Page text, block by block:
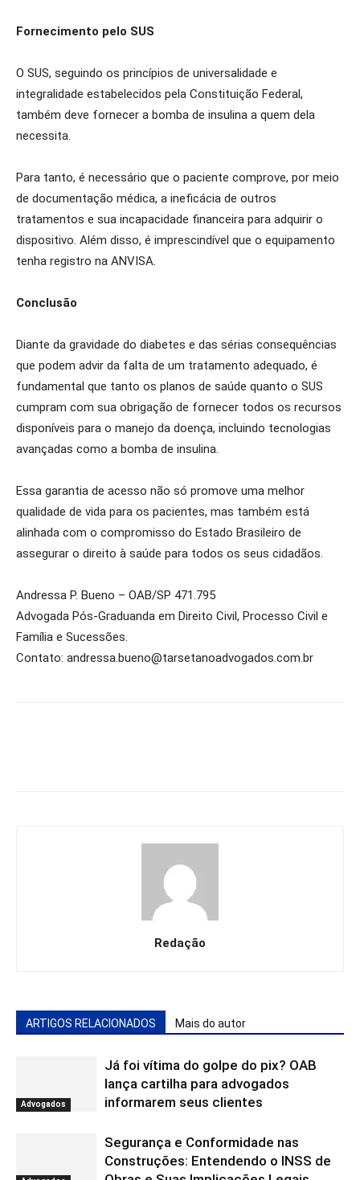
Fornecimento pelo SUS
O SUS, seguindo os princípios de universalidade e
integralidade estabelecidos pela Constituição Federal,
também deve fornecer a bomba de insulina a quem dela
necessita.
Para tanto, é necessário que o paciente comprove, por meio
de documentação médica, a ineficácia de outros
tratamentos e sua incapacidade financeira para adquirir o
dispositivo. Além disso, é imprescindível que o equipamento
tenha registro na ANVISA.
Conclusão
Diante da gravidade do diabetes e das sérias consequências
que podem advir da falta de um tratamento adequado, é
fundamental que tanto os planos de saúde quanto o SUS
cumpram com sua obrigação de fornecer todos os recursos
disponíveis para o manejo da doença, incluindo tecnologias
avançadas como a bomba de insulina.
Essa garantia de acesso não só promove uma melhor
qualidade de vida para os pacientes, mas também está
alinhada com o compromisso do Estado Brasileiro de
assegurar o direito à saúde para todos os seus cidadãos.
Andressa P. Bueno – OAB/SP 471.795
Advogada Pós-Graduanda em Direito Civil, Processo Civil e
Família e Sucessões.
Contato: andressa.bueno@tarsetanoadvogados.com.br
Redação
ARTIGOS RELACIONADOS Mais do autor
Advogados
Já foi vítima do golpe do pix? OAB
lança cartilha para advogados
informarem seus clientes
Segurança e Conformidade nas
Construções: Entendendo o INSS de